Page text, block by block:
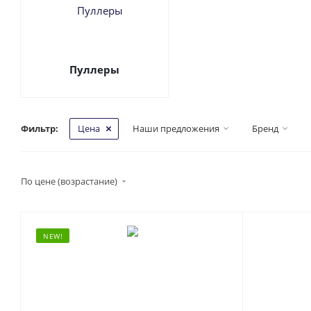
Пуллеры
Фильтр: Цена Наши предложения Бренд
По цене (возрастание)
NEW!